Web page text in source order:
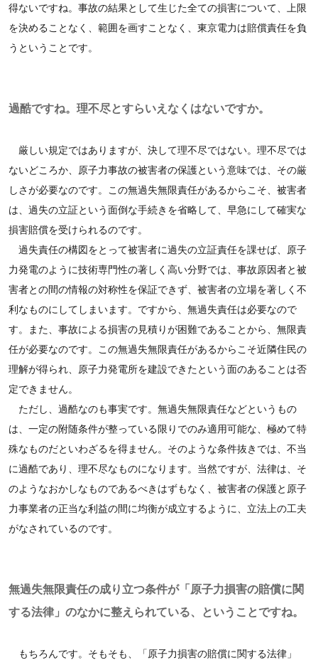
得ないですね。事故の結果として生じた全ての損害について、上限
を決めることなく、範囲を画すことなく、東京電力は賠償責任を負
うということです。
過酷ですね。理不尽とすらいえなくはないですか。
厳しい規定ではありますが、決して理不尽ではない。理不尽では
ないどころか、原子力事故の被害者の保護という意味では、その厳
しさが必要なのです。この無過失無限責任があるからこそ、被害者
は、過失の立証という面倒な手続きを省略して、早急にして確実な
損害賠償を受けられるのです。
過失責任の構図をとって被害者に過失の立証責任を課せば、原子
力発電のように技術専門性の著しく高い分野では、事故原因者と被
害者との間の情報の対称性を保証できず、被害者の立場を著しく不
利なものにしてしまいます。ですから、無過失責任は必要なので
す。また、事故による損害の見積りが困難であることから、無限責
任が必要なのです。この無過失無限責任があるからこそ近隣住民の
理解が得られ、原子力発電所を建設できたという面のあることは否
定できません。
ただし、過酷なのも事実です。無過失無限責任などというもの
は、一定の附随条件が整っている限りでのみ適用可能な、極めて特
殊なものだといわざるを得ません。そのような条件抜きでは、不当
に過酷であり、理不尽なものになります。当然ですが、法律は、そ
のようなおかしなものであるべきはずもなく、被害者の保護と原子
力事業者の正当な利益の間に均衡が成立するように、立法上の工夫
がなされているのです。
無過失無限責任の成り立つ条件が「原子力損害の賠償に関
する法律」のなかに整えられている、ということですね。
もちろんです。そもそも、「原子力損害の賠償に関する法律」